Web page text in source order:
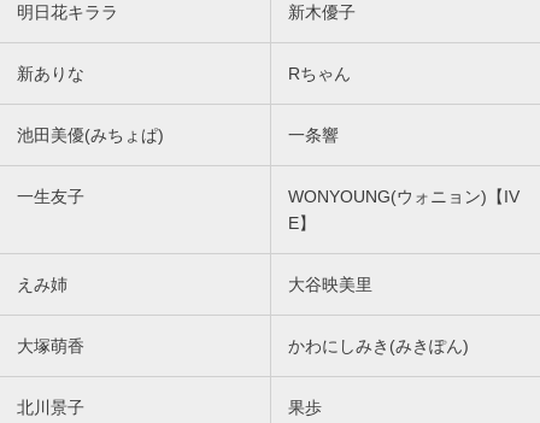
明日花キララ 新木優子
新ありな Rちゃん
池田美優(みちょぱ) 一条響
一生友子
WONYOUNG(ウォニョン)【IV
E】
えみ姉 大谷映美里
大塚萌香 かわにしみき(みきぽん)
北川景子 果歩